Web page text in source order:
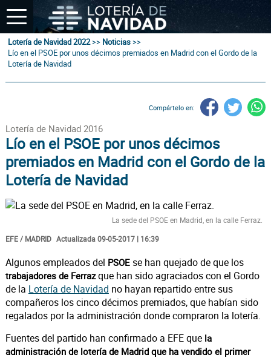
Lotería de Navidad 2022>> Noticias>>
Lío en el PSOE por unos décimos premiados en Madrid con el Gordo de la
Lotería de Navidad
Compártelo en:
Lotería de Navidad 2016
Lío en el PSOE por unos décimos
premiados en Madrid con el Gordo de la
Lotería de Navidad
La sede del PSOE en Madrid, en la calle Ferraz.
EFE / MADRID Actualizada 09-05-2017 | 16:39
Algunos empleados del PSOEse han quejado de que los
trabajadores de Ferrazque han sido agraciados con el Gordo
de la Lotería de Navidad no hayan repartido entre sus
compañeros los cinco décimos premiados, que habían sido
regalados por la administración donde compraron la lotería.
Fuentes del partido han confirmado a EFE quela
administración de lotería de Madrid que ha vendido el primer